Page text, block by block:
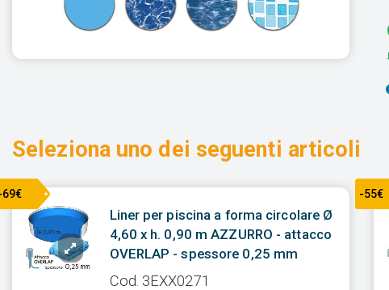
Seleziona uno dei seguenti articoli
Liner per piscina a forma circolare Ø
4,60 x h. 0,90 m AZZURRO - attacco
OVERLAP - spessore 0,25 mm
Cod. 3EXX0271
-55€